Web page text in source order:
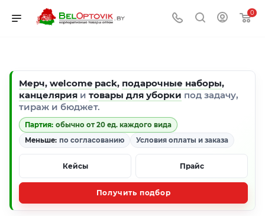
0
Мерч, welcome pack, подарочные наборы,
канцелярия и товары для уборки под задачу,
тираж и бюджет.
Партия: обычно от 20 ед. каждого вида
Меньше: по согласованию Условия оплаты и заказа
Кейсы Прайс
Получить подбор